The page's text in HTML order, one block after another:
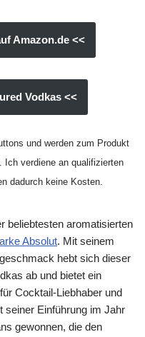
Amazon.de <<
Vodkas <<
und werden zum Produkt
Ich verdiene an qualifizierten
dadurch keine Kosten.
beliebtesten aromatisierten
Absolut. Mit seinem
hebt sich dieser
ab und bietet ein
Cocktail-Liebhaber und
seiner Einführung im Jahr
gewonnen, die den